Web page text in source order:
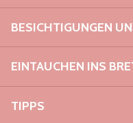
BESICHTIGUNGEN
EINTAUCHEN INS
TIPPS